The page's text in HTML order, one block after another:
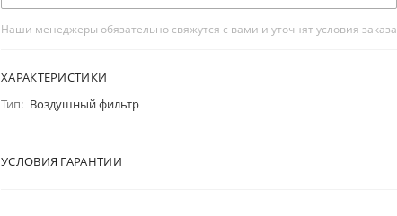
Наши менеджеры обязательно свяжутся с вами и уточнят условия заказа
ХАРАКТЕРИСТИКИ
Тип: Воздушный фильтр
УСЛОВИЯ ГАРАНТИИ